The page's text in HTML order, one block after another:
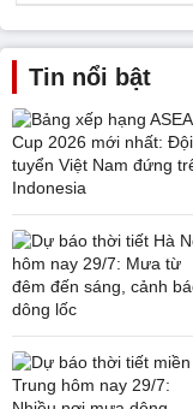
Tin nổi bật